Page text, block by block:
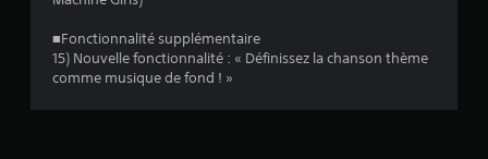
u
r
■Fonctionnalité supplémentaire
15) Nouvelle fonctionnalité : « Définissez la chanson thème
comme musique de fond ! »